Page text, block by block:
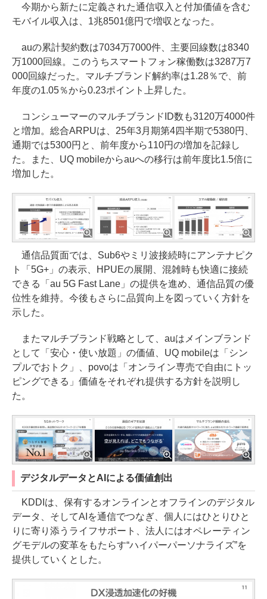
今期から新たに定義された通信収入と付加価値を含む
モバイル収入は、1兆8501億円で増収となった。
auの累計契約数は7034万7000件、主要回線数は8340
万1000回線。このうちスマートフォン稼働数は3287万7
000回線だった。マルチブランド解約率は1.28％で、前
年度の1.05％から0.23ポイント上昇した。
コンシューマーのマルチブランドID数も3120万4000件
と増加。総合ARPUは、25年3月期第4四半期で5380円、
通期では5300円と、前年度から110円の増加を記録し
た。また、UQ mobileからauへの移行は前年度比1.5倍に
増加した。
通信品質面では、Sub6やミリ波接続時にアンテナピク
ト「5G+」の表示、HPUEの展開、混雑時も快適に接続
できる「au 5G Fast Lane」の提供を進め、通信品質の優
位性を維持。今後もさらに品質向上を図っていく方針を
示した。
またマルチブランド戦略として、auはメインブランド
として「安心・使い放題」の価値、UQ mobileは「シン
プルでおトク」、povoは「オンライン専売で自由にトッ
ピングできる」価値をそれぞれ提供する方針を説明し
た。
デジタルデータとAIによる価値創出
KDDIは、保有するオンラインとオフラインのデジタル
データ、そしてAIを通信でつなぎ、個人にはひとりひと
りに寄り添うライフサポート、法人にはオペレーティン
グモデルの変革をもたらす“ハイパーパーソナライズ”を
提供していくとした。